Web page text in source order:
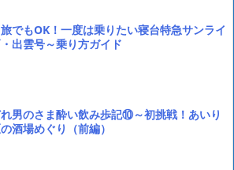
でもOK！一度は乗りたい寝台特急サンライ
出雲号～乗り方ガイド
男のさま酔い飲み歩記⑩～初挑戦！あいり
酒場めぐり（前編）